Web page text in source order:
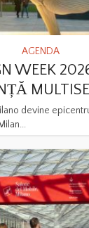
AGENDA
WEEK
devine